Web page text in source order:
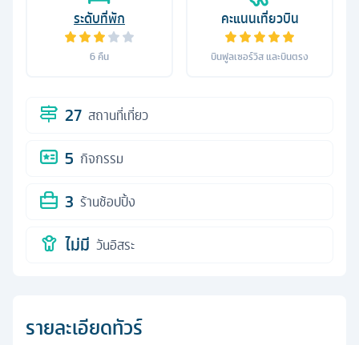
ระดับที่พัก
6 คืน
คะแนนเที่ยวบิน
บินฟูลเซอร์วิส และบินตรง
27 สถานที่เที่ยว
5 กิจกรรม
3 ร้านช้อปปิ้ง
ไม่มี วันอิสระ
รายละเอียดทัวร์